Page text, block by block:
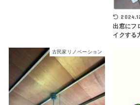
出窓にフ
イクす
古民家リノベーション